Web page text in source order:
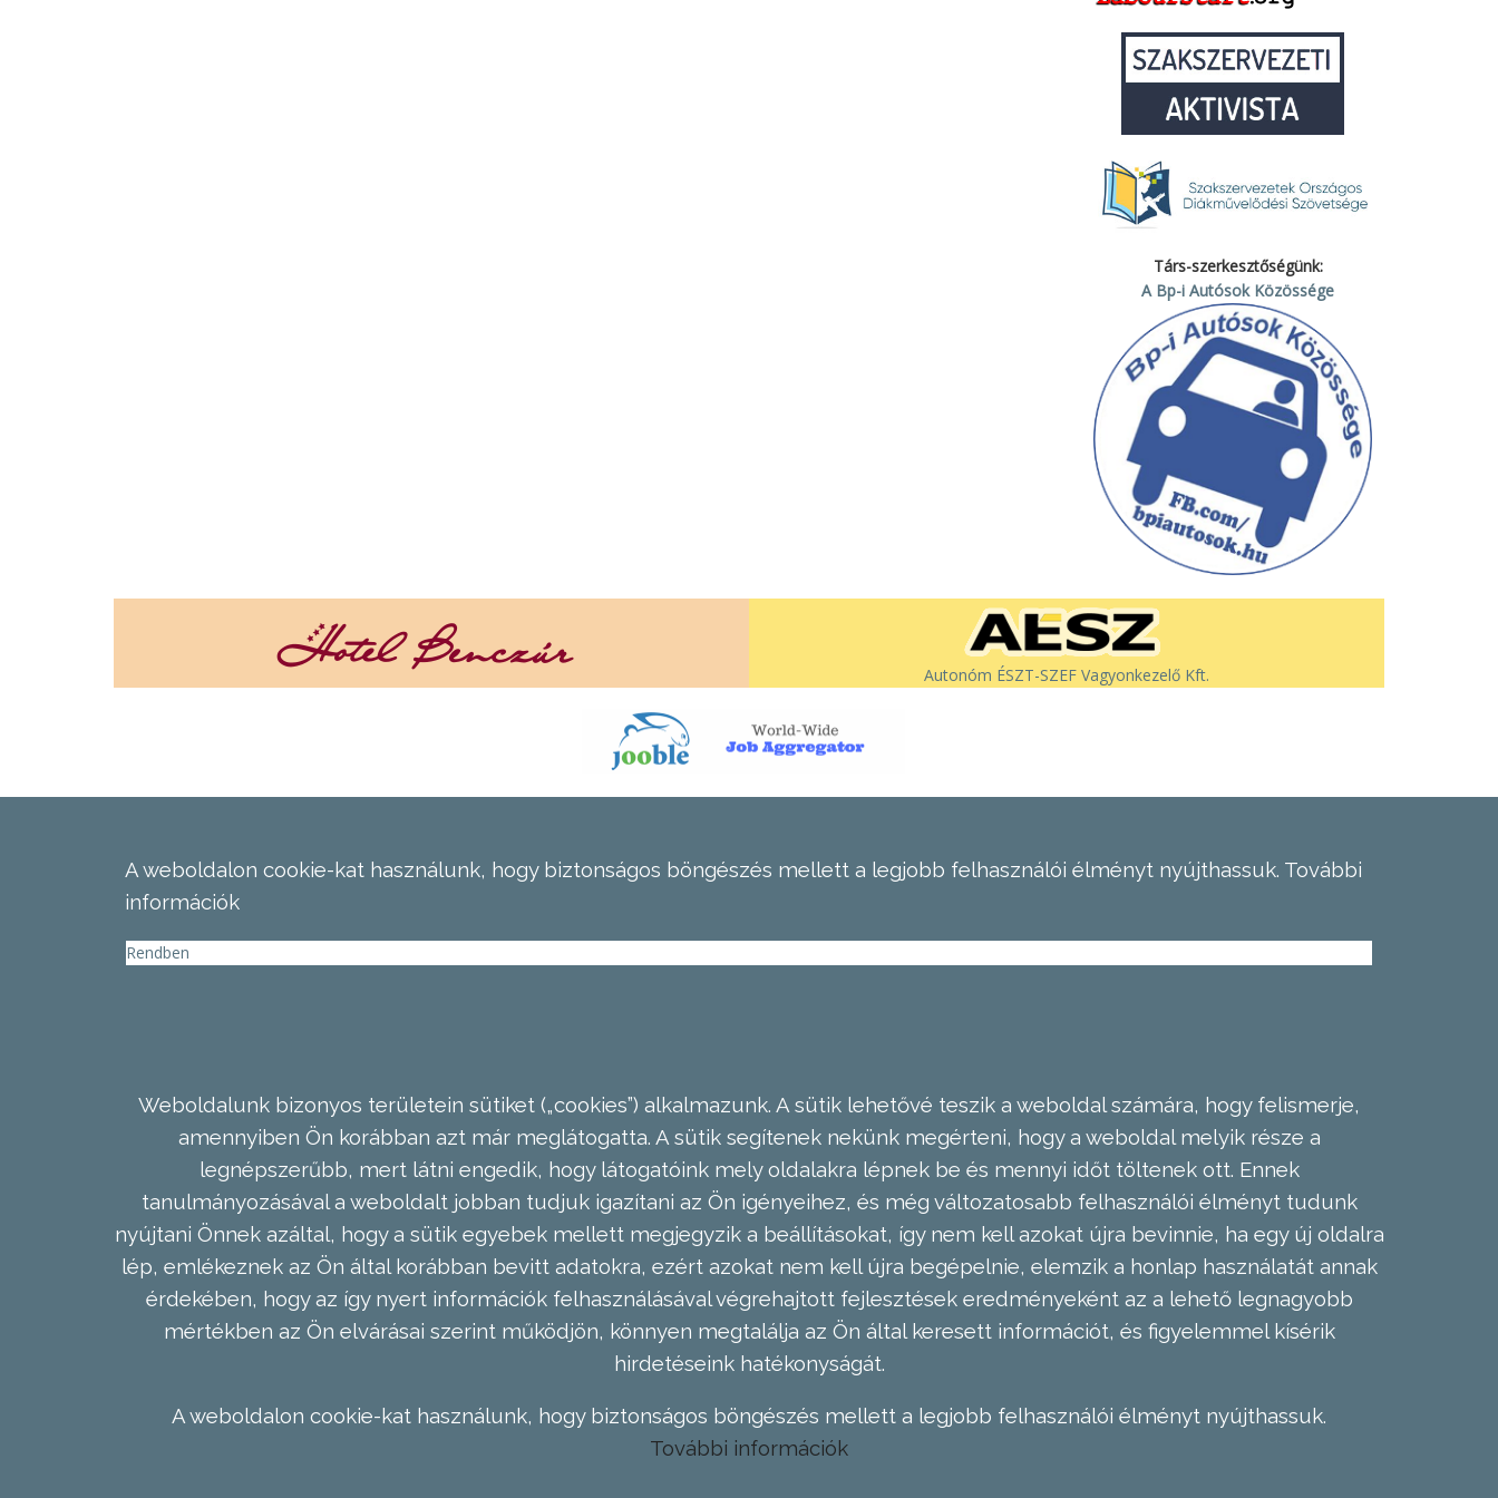
Társ-szerkesztőségünk:
A Bp-i Autósok Közössége
Autonóm ÉSZT-SZEF Vagyonkezelő Kft.
A weboldalon cookie-kat használunk, hogy biztonságos böngészés mellett a legjobb felhasználói élményt nyújthassuk. További
információk
Rendben
Weboldalunk bizonyos területein sütiket („cookies”) alkalmazunk. A sütik lehetővé teszik a weboldal számára, hogy felismerje,
amennyiben Ön korábban azt már meglátogatta. A sütik segítenek nekünk megérteni, hogy a weboldal melyik része a
legnépszerűbb, mert látni engedik, hogy látogatóink mely oldalakra lépnek be és mennyi időt töltenek ott. Ennek
tanulmányozásával a weboldalt jobban tudjuk igazítani az Ön igényeihez, és még változatosabb felhasználói élményt tudunk
nyújtani Önnek azáltal, hogy a sütik egyebek mellett megjegyzik a beállításokat, így nem kell azokat újra bevinnie, ha egy új oldalra
lép, emlékeznek az Ön által korábban bevitt adatokra, ezért azokat nem kell újra begépelnie, elemzik a honlap használatát annak
érdekében, hogy az így nyert információk felhasználásával végrehajtott fejlesztések eredményeként az a lehető legnagyobb
mértékben az Ön elvárásai szerint működjön, könnyen megtalálja az Ön által keresett információt, és figyelemmel kísérik
hirdetéseink hatékonyságát.
A weboldalon cookie-kat használunk, hogy biztonságos böngészés mellett a legjobb felhasználói élményt nyújthassuk.
További információk